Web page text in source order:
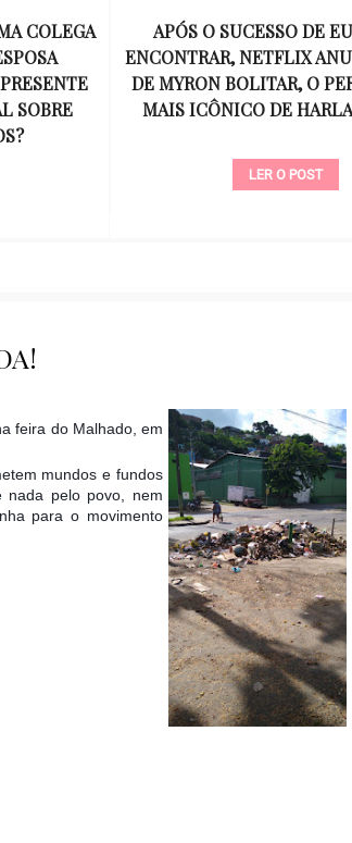
DE EU VOU TE
ANUNCIA SÉRIE
O PERSONAGEM
HARLAN COBEN
15 ANOS SEM
INESQUECÍVEL
MÚSICA E SE
DE UMA
LER
feira do Malhado, em
mundos e fundos
nada pelo povo, nem
para o movimento